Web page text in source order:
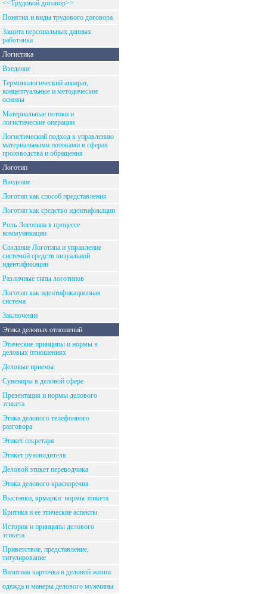
<<Трудовой договор>>
Понятия и виды трудового договора
Защита персональных данных
работника
Логистика
Введение
Терминологический аппарат,
концептуальные и методические
основы
Материальные потоки и
логистические операции
Логистический подход к управлению
материальными потоками в сферах
производства и обращения
Логотип
Введение
Логотип как способ представления
Логотип как средство идентификации
Роль Логотипа в процессе
коммуникации
Создание Логотипа и управление
системой средств визуальной
идентификации
Различные типы логотипов
Логотип как идентификационная
система
Заключение
Этика деловых отношений
Этические принципы и нормы в
деловых отношениях
Деловые приемы
Сувениры в деловой сфере
Презентация и нормы делового
этикета
Этика делового телефонного
разговора
Этикет секретаря
Этикет руководителя
Деловой этикет переводчика
Этика делового красноречия
Выставки, ярмарки: нормы этикета
Критика и ее этические аспекты
История и принципы делового
этикета
Приветствие, представление,
титулирование
Визитная карточка в деловой жизни
одежда и манеры делового мужчины